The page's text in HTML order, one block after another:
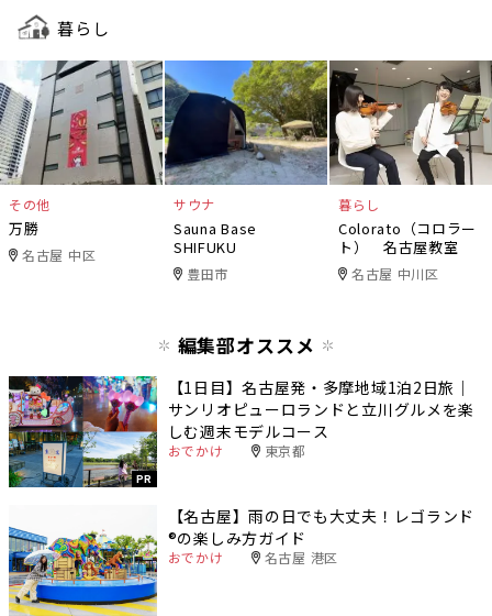
暮らし
その他
万勝
名古屋 中区
サウナ
Sauna Base
SHIFUKU
豊田市
暮らし
Colorato（コロラー
ト） 名古屋教室
名古屋 中川区
編集部オススメ
PR
【1日目】名古屋発・多摩地域1泊2日旅｜
サンリオピューロランドと立川グルメを楽
しむ週末モデルコース
おでかけ 東京都
【名古屋】雨の日でも大丈夫！レゴランド
®️の楽しみ方ガイド
おでかけ 名古屋 港区